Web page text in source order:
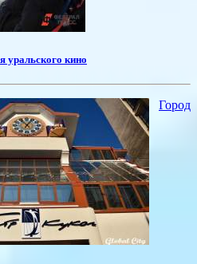
уральского кино
Город